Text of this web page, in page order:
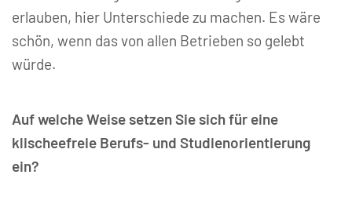
erlauben, hier Unterschiede zu machen. Es wäre
schön, wenn das von allen Betrieben so gelebt
würde.
Auf welche Weise setzen Sie sich für eine
klischeefreie Berufs- und Studienorientierung
ein?